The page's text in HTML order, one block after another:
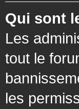
Qui sont
Les
tout le
les